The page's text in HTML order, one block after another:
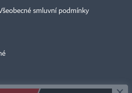
smluvní podmínky